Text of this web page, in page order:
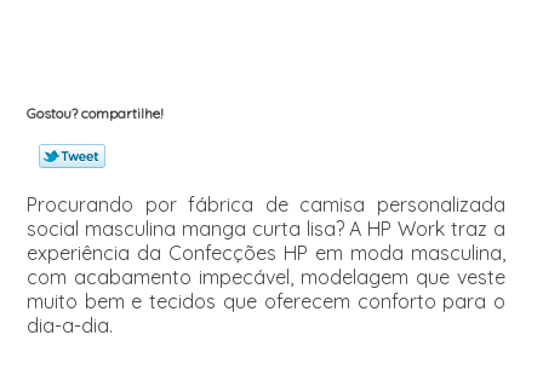
Gostou? compartilhe!
Procurando por fábrica de camisa personalizada
social masculina manga curta lisa? A HP Work traz a
experiência da Confecções HP em moda masculina,
com acabamento impecável, modelagem que veste
muito bem e tecidos que oferecem conforto para o
dia-a-dia.